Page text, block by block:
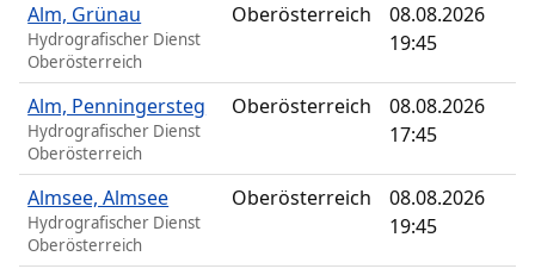
Alm, Grünau
Hydrografischer Dienst
Oberösterreich
Oberösterreich
08.08.2026
19:45
Alm, Penningersteg
Hydrografischer Dienst
Oberösterreich
Oberösterreich
08.08.2026
17:45
Almsee, Almsee
Hydrografischer Dienst
Oberösterreich
Oberösterreich
08.08.2026
19:45